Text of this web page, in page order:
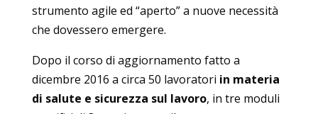
strumento agile ed “aperto” a nuove necessità
che dovessero emergere.
Dopo il corso di aggiornamento fatto a
dicembre 2016 a circa 50 lavoratori in materia
di salute e sicurezza sul lavoro, in tre moduli